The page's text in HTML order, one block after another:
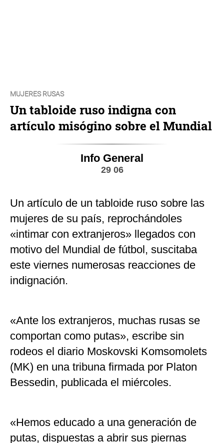
MUJERES RUSAS
Un tabloide ruso indigna con
artículo misógino sobre el Mundial
Info General
29 06
Un artículo de un tabloide ruso sobre las
mujeres de su país, reprochándoles
«intimar con extranjeros» llegados con
motivo del Mundial de fútbol, suscitaba
este viernes numerosas reacciones de
indignación.
«Ante los extranjeros, muchas rusas se
comportan como putas», escribe sin
rodeos el diario Moskovski Komsomolets
(MK) en una tribuna firmada por Platon
Bessedin, publicada el miércoles.
«Hemos educado a una generación de
putas, dispuestas a abrir sus piernas